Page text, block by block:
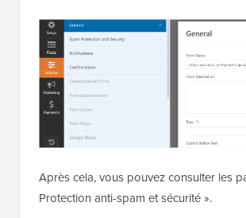
Après cela, vous pouvez consulter les
Protection anti-spam et sécurité ».